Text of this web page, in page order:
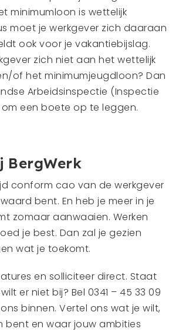
minimumloon is wettelijk
moet je werkgever zich daaraan
ook voor je vakantiebijslag.
zich niet aan het wettelijk
of het minimumjeugdloon? Dan
Arbeidsinspectie (Inspectie
om een boete op te leggen.
BergWerk
conform cao van de werkgever
bent. En heb je meer in je
zomaar aanwaaien. Werken
je best. Dan zal je gezien
wat je toekomt.
en solliciteer direct. Staat
er niet bij? Bel 0341 – 45 33 09
binnen. Vertel ons wat je wilt,
bent en waar jouw ambities